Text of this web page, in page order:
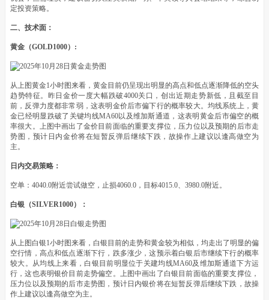
定投资策略。
二、技术面：
黄金（GOLD1000）:
从上图黄金1小时图来看，黄金目前仍呈现出明显的高点和低点逐渐降低的空头
趋势特征。昨日金价一度大幅跌破4000关口，创出近期走势新低，且截至目
前，反弹力度都非常弱，这表明金价后市偏下行的概率较大。均线系统上，黄
金已经明显跌破了关键均线MA60以及维加斯通道，这表明黄金后市偏空的概
率很大。上图中画出了金价目前面临的重要支撑位，压力位以及预期的后市走
势图，预计日内金价将在短暂反弹后继续下跌，故操作上建议以逢高做空为
主。
日内交易策略：
空单：4040.0附近尝试做空，止损4060.0，目标4015.0、3980.0附近。
白银（SILVER1000）：
从上图白银1小时图来看，白银目前的走势和黄金较为相似，均走出了明显的偏
空行情，高点和低点逐渐下行，跌多涨少，这预示着白银后市继续下行的概率
较大。从均线上来看，白银目前明显位于关建均线MA60及维加斯通道下方运
行，这也表明银价目前走势偏空。上图中画出了白银目前面临的重要支撑位，
压力位以及预期的后市走势图，预计日内银价将在短暂反弹后继续下跌，故操
作上建议以逢高做空为主。